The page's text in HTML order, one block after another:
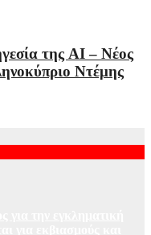
της AI – Νέος
Ντέμης